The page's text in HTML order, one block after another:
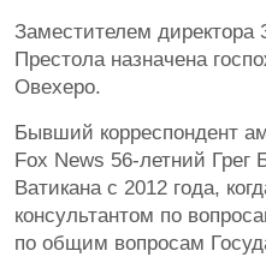
Заместителем
Престола назначена
Овехеро.
Бывший корреспондент
Fox News 56-летний Грег
Ватикана с 2012 года,
консультантом по
по общим вопросам